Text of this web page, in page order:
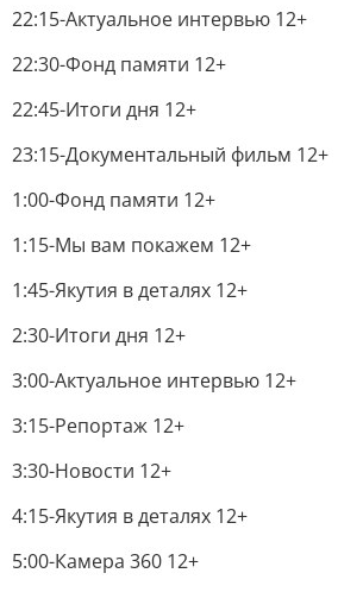
22:15-Актуальное интервью 12+
22:30-Фонд памяти 12+
22:45-Итоги дня 12+
23:15-Документальный фильм 12+
1:00-Фонд памяти 12+
1:15-Мы вам покажем 12+
1:45-Якутия в деталях 12+
2:30-Итоги дня 12+
3:00-Актуальное интервью 12+
3:15-Репортаж 12+
3:30-Новости 12+
4:15-Якутия в деталях 12+
5:00-Камера 360 12+